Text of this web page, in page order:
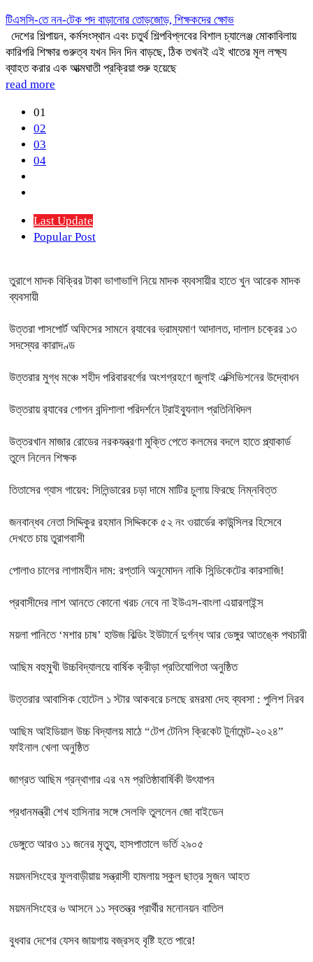
টিএসসি-তে নন-টেক পদ বাড়ানোর তোড়জোড়, শিক্ষকদের ক্ষোভ
দেশের শিল্পায়ন, কর্মসংস্থান এবং চতুর্থ শিল্পবিপ্লবের বিশাল চ্যালেঞ্জ মোকাবিলায়
কারিগরি শিক্ষার গুরুত্ব যখন দিন দিন বাড়ছে, ঠিক তখনই এই খাতের মূল লক্ষ্য
ব্যাহত করার এক আত্মঘাতী প্রক্রিয়া শুরু হয়েছে
read more
01
02
03
04
Last Update
Popular Post
তুরাগে মাদক বিক্রির টাকা ভাগাভাগি নিয়ে মাদক ব্যবসায়ীর হাতে খুন আরেক মাদক
ব্যবসায়ী
উত্তরা পাসপোর্ট অফিসের সামনে র‍্যাবের ভ্রাম্যমাণ আদালত, দালাল চক্রের ১৩
সদস্যের কারাদণ্ড
উত্তরার মুগ্ধ মঞ্চে শহীদ পরিবারবর্গের অংশগ্রহণে জুলাই এক্সিভিশনের উদ্বোধন
উত্তরায় র‍্যাবের গোপন বন্দিশালা পরিদর্শনে ট্রাইব্যুনাল প্রতিনিধিদল
উত্তরখান মাজার রোডের নরকযন্ত্রণা মুক্তি পেতে কলমের বদলে হাতে প্ল্যাকার্ড
তুলে নিলেন শিক্ষক
তিতাসের গ্যাস গায়েব: সিলিন্ডারের চড়া দামে মাটির চুলায় ফিরছে নিম্নবিত্ত
জনবান্ধব নেতা সিদ্দিকুর রহমান সিদ্দিককে ৫২ নং ওয়ার্ডের কাউন্সিলর হিসেবে
দেখতে চায় তুরাগবাসী
পোলাও চালের লাগামহীন দাম: রপ্তানি অনুমোদন নাকি সিন্ডিকেটের কারসাজি!
প্রবাসীদের লাশ আনতে কোনো খরচ নেবে না ইউএস-বাংলা এয়ারলাইন্স
ময়লা পানিতে ‘মশার চাষ’ হাউজ বিল্ডিং ইউটার্নে দুর্গন্ধ আর ডেঙ্গুর আতঙ্কে পথচারী
আছিম বহুমুখী উচ্চবিদ্যালয়ে বার্ষিক ক্রীড়া প্রতিযোগিতা অনুষ্ঠিত
উত্তরার আবাসিক হোটেল ১ স্টার আকবরে চলছে রমরমা দেহ ব্যবসা : পুলিশ নিরব
আছিম আইডিয়াল উচ্চ বিদ্যালয় মাঠে “টেপ টেনিস ক্রিকেট টুর্নামেন্ট-২০২৪”
ফাইনাল খেলা অনুষ্ঠিত
জাগ্রত আছিম গ্রন্থাগার এর ৭ম প্রতিষ্ঠাবার্ষিকী উৎযাপন
প্রধানমন্ত্রী শেখ হাসিনার সঙ্গে সেলফি তুললেন জো বাইডেন
ডেঙ্গুতে আরও ১১ জনের মৃত্যু, হাসপাতালে ভর্তি ২৯০৫
ময়মনসিংহের ফুলবাড়ীয়ায় সন্ত্রাসী হামলায় স্কুল ছাত্র সুজন আহত
ময়মনসিংহের ৬ আসনে ১১ স্বতন্ত্র প্রার্থীর মনোনয়ন বাতিল
বুধবার দেশের যেসব জায়গায় বজ্রসহ বৃষ্টি হতে পারে!